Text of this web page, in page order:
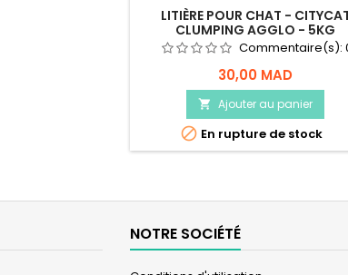
LITIÈRE POUR CHAT -
CLUMPING AGGLO - 5KG
Commentaire(s):
30,00 MAD
 Ajouter au panier
 En rupture de stock
NOTRE SOCIÉTÉ